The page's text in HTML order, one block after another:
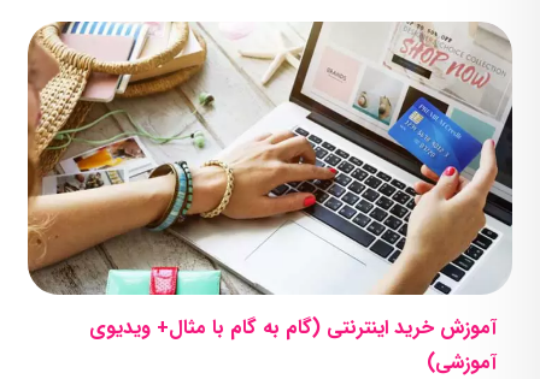
آموزش خرید اینترنتی (گام به گام با مثال+ ویدیوی
آموزشی)